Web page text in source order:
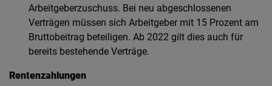
Arbeitgeberzuschuss. Bei neu abgeschlossenen
Verträgen müssen sich Arbeitgeber mit 15 Prozent am
Bruttobeitrag beteiligen. Ab 2022 gilt dies auch für
bereits bestehende Verträge.
Rentenzahlungen